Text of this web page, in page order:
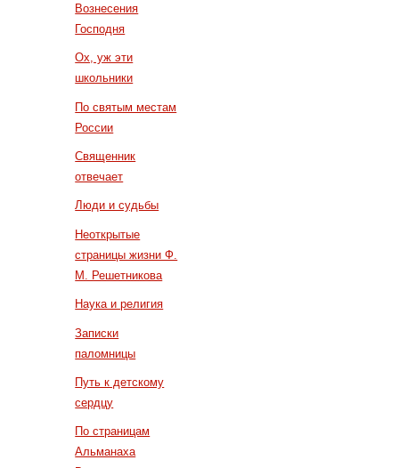
Вознесения
Господня
Ох, уж эти
школьники
По святым местам
России
Священник
отвечает
Люди и судьбы
Неоткрытые
страницы жизни Ф.
М. Решетникова
Наука и религия
Записки
паломницы
Путь к детскому
сердцу
По страницам
Альманаха